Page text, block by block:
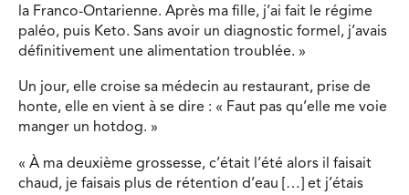
la Franco-Ontarienne. Après ma fille, j’ai fait le régime
paléo, puis Keto. Sans avoir un diagnostic formel, j’avais
définitivement une alimentation troublée. »
Un jour, elle croise sa médecin au restaurant, prise de
honte, elle en vient à se dire : « Faut pas qu’elle me voie
manger un hotdog. »
« À ma deuxième grossesse, c’était l’été alors il faisait
chaud, je faisais plus de rétention d’eau […] et j’étais